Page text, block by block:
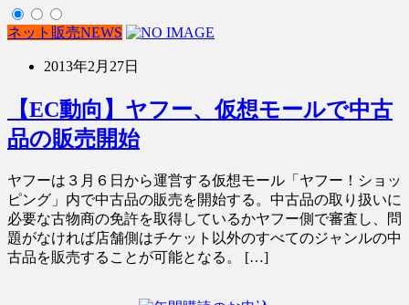
ネット販売NEWS
2013年2月27日
【EC動向】ヤフー、仮想モールで中古
品の販売開始
ヤフーは３月６日から運営する仮想モール「ヤフー！ショッ
ピング」内で中古品の販売を開始する。中古品の取り扱いに
必要な古物商の免許を取得しているかヤフー側で審査し、問
題がなければ店舗側はチケット以外のすべてのジャンルの中
古品を販売することが可能となる。 […]